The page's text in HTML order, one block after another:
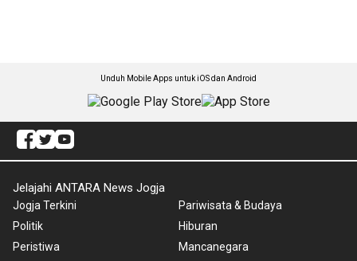
Unduh Mobile Apps untuk iOS dan Android
Jelajahi ANTARA News Jogja
Jogja Terkini
Politik
Peristiwa
Pariwisata & Budaya
Hiburan
Mancanegara